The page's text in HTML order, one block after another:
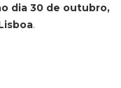
dia 30 de outubro,
.